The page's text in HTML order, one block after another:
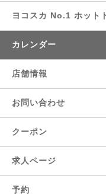
ヨコスカ No.1 ホット
カレンダー
店舗情報
お問い合わせ
クーポン
求人ページ
予約